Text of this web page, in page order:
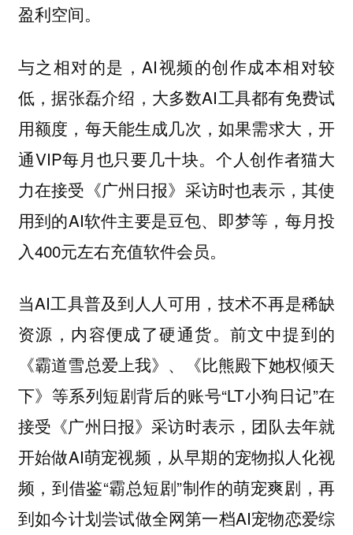
盈利空间。
与之相对的是，AI视频的创作成本相对较
低，据张磊介绍，大多数AI工具都有免费试
用额度，每天能生成几次，如果需求大，开
通VIP每月也只要几十块。个人创作者猫大
力在接受《广州日报》采访时也表示，其使
用到的AI软件主要是豆包、即梦等，每月投
入400元左右充值软件会员。
当AI工具普及到人人可用，技术不再是稀缺
资源，内容便成了硬通货。前文中提到的
《霸道雪总爱上我》、《比熊殿下她权倾天
下》等系列短剧背后的账号“LT小狗日记”在
接受《广州日报》采访时表示，团队去年就
开始做AI萌宠视频，从早期的宠物拟人化视
频，到借鉴“霸总短剧”制作的萌宠爽剧，再
到如今计划尝试做全网第一档AI宠物恋爱综